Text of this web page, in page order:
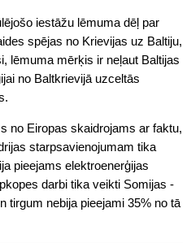
iestāžu lēmuma dēļ par
spējas no Krievijas uz Baltiju,
lēmuma mērķis ir neļaut Baltijas
no Baltkrievijā uzceltās
no Eiropas skaidrojams ar faktu,
starpsavienojumam tika
pieejams elektroenerģijas
darbi tika veikti Somijas -
tirgum nebija pieejami 35% no tā